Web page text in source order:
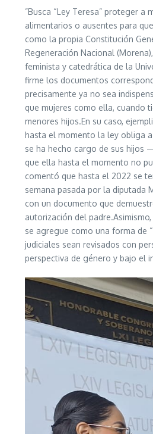
”Busca “Ley Teresa” proteger
alimentarios o ausentes para
como la propia Constitución
Regeneración Nacional
feminista y catedrática de la
firme los documentos
precisamente ya no sea
que mujeres como ella, cuando
menores hijos.En su caso,
hasta el momento la ley obliga
se ha hecho cargo de sus hijos
que ella hasta el momento no
comentó que hasta el 2022 se
semana pasada por la diputada
con un documento que
autorización del
se agregue como una forma de
judiciales sean revisados con
perspectiva de género y bajo el